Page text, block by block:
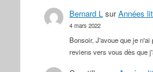
Bernard L surAnnées
4 mars 2022
Bonsoir, J'avoue que je
reviens vers vous dès que